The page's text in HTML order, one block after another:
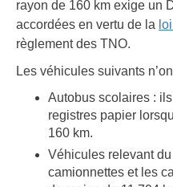
rayon de 160 km exige un
accordées en vertu de la
règlement des TNO.
Les véhicules suivants
Autobus scolaires :
registres papier
160 km.
Véhicules relevant
camionnettes et les